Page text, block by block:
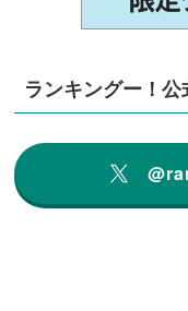
ランキングー！公